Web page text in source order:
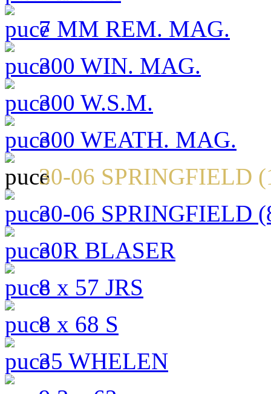
7 MM REM. MAG.
300 WIN. MAG.
300 W.S.M.
300 WEATH. MAG.
30-06 SPRINGFIELD
30-06 SPRINGFIELD
30R BLASER
8 x 57 JRS
8 x 68 S
35 WHELEN